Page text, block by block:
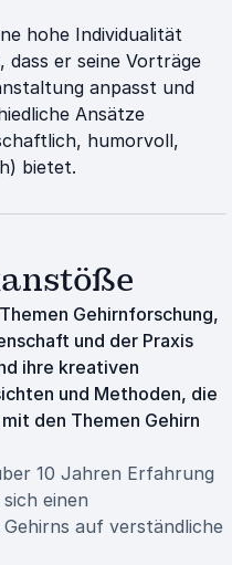
hohe Individualität
dass er seine Vorträge
anpasst und
Ansätze
humorvoll,
bietet.
Gehirnforschung,
und der Praxis
ihre kreativen
und Methoden, die
den Themen Gehirn
10 Jahren Erfahrung
einen
auf verständliche